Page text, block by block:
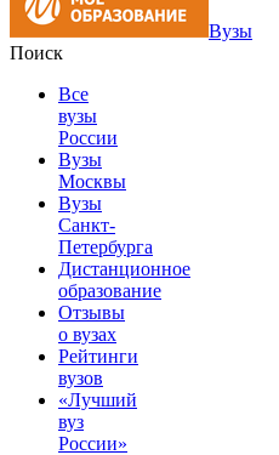
Вузы
Поиск
Все
вузы
России
Вузы
Москвы
Вузы
Санкт-
Петербурга
Дистанционное
образование
Отзывы
о вузах
Рейтинги
вузов
«Лучший
вуз
России»